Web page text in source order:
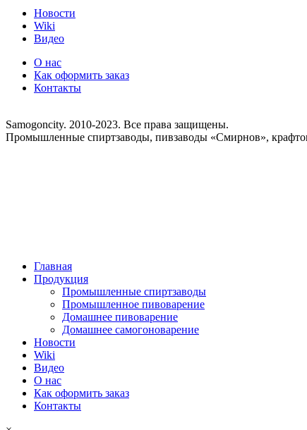
Новости
Wiki
Видео
О нас
Как оформить заказ
Контакты
Samogoncity. 2010-2023. Все права защищены.
Промышленные спиртзаводы, пивзаводы «Смирнов»,
Главная
Продукция
Промышленные спиртзаводы
Промышленное пивоварение
Домашнее пивоварение
Домашнее самогоноварение
Новости
Wiki
Видео
О нас
Как оформить заказ
Контакты